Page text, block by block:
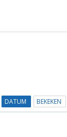
DATUM BEKEKEN